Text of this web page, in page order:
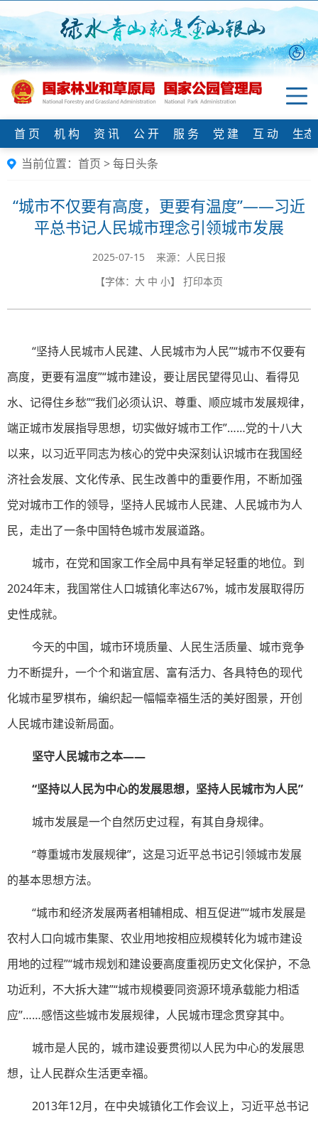
首 页 机 构 资 讯 公 开 服 务 党 建 互 动
生
当前位置： 首页 >每日头条
“城市不仅要有高度，更要有温度”——习近
平总书记人民城市理念引领城市发展
2025-07-15 来源：人民日报
【字体： 大 中 小】 打印本页
“坚持人民城市人民建、人民城市为人民”“城市不仅要有
高度，更要有温度”“城市建设，要让居民望得见山、看得见
水、记得住乡愁”“我们必须认识、尊重、顺应城市发展规律，
端正城市发展指导思想，切实做好城市工作”……党的十八大
以来，以习近平同志为核心的党中央深刻认识城市在我国经
济社会发展、文化传承、民生改善中的重要作用，不断加强
党对城市工作的领导，坚持人民城市人民建、人民城市为人
民，走出了一条中国特色城市发展道路。
城市，在党和国家工作全局中具有举足轻重的地位。到
2024年末，我国常住人口城镇化率达67%，城市发展取得历
史性成就。
今天的中国，城市环境质量、人民生活质量、城市竞争
力不断提升，一个个和谐宜居、富有活力、各具特色的现代
化城市星罗棋布，编织起一幅幅幸福生活的美好图景，开创
人民城市建设新局面。
坚守人民城市之本——
“坚持以人民为中心的发展思想，坚持人民城市为人民”
城市发展是一个自然历史过程，有其自身规律。
“尊重城市发展规律”，这是习近平总书记引领城市发展
的基本思想方法。
“城市和经济发展两者相辅相成、相互促进”“城市发展是
农村人口向城市集聚、农业用地按相应规模转化为城市建设
用地的过程”“城市规划和建设要高度重视历史文化保护，不急
功近利，不大拆大建”“城市规模要同资源环境承载能力相适
应”……感悟这些城市发展规律，人民城市理念贯穿其中。
城市是人民的，城市建设要贯彻以人民为中心的发展思
想，让人民群众生活更幸福。
2013年12月，在中央城镇化工作会议上，习近平总书记